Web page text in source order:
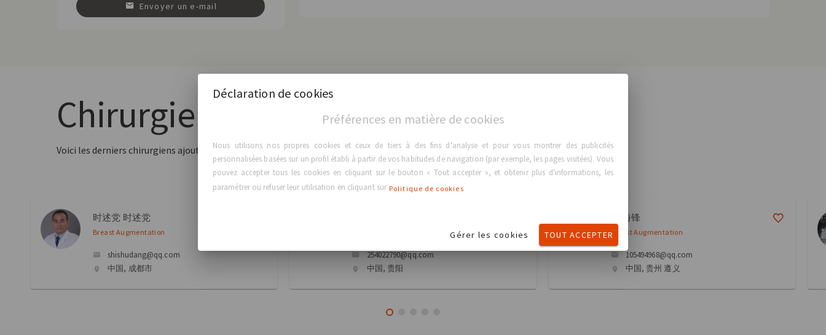
Envoyer un e-mail
Chirurgiens distinctifs
Voici les derniers chirurgiens ajoutés à notre répertoire
时述党 时述党
Breast Augmentation
shishudang@qq.com
中国, 成都市
Breast Augmentation / Breast Reconstruction
254022790@qq.com
中国, 贵阳
游 海锋
Breast Augmentation
105494968@qq.com
中国, 贵州 遵义
Déclaration de cookies
Préférences en matière de cookies
Nous utilisons nos propres cookies et ceux de tiers à des fins d'analyse et pour vous montrer des publicités
personnalisées basées sur un profil établi à partir de vos habitudes de navigation (par exemple, les pages visitées). Vous
pouvez accepter tous les cookies en cliquant sur le bouton « Tout accepter », et obtenir plus d'informations, les
paramétrer ou refuser leur utilisation en cliquant sur Politique de cookies
Gérer les cookies TOUT ACCEPTER